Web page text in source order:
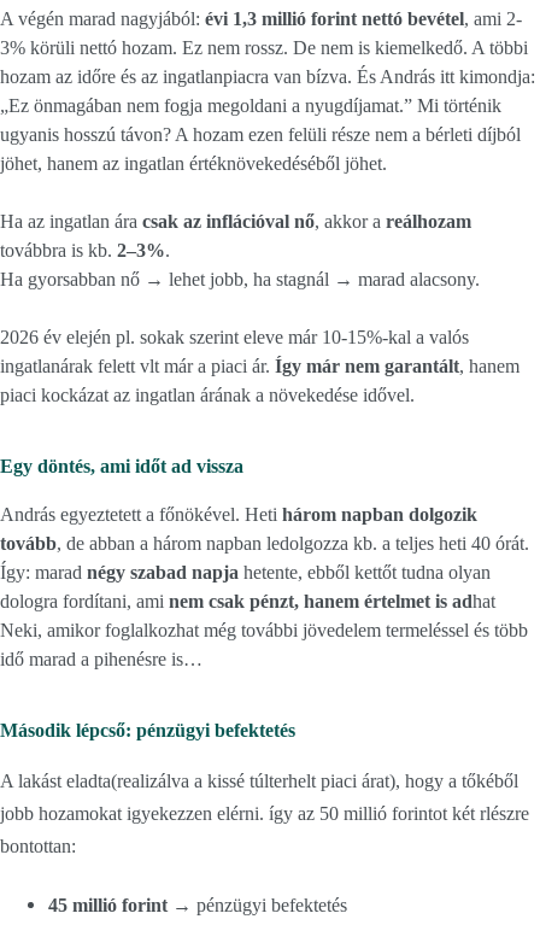
A végén marad nagyjából: évi 1,3 millió forint nettó bevétel, ami 2-
3% körüli nettó hozam. Ez nem rossz. De nem is kiemelkedő. A többi
hozam az időre és az ingatlanpiacra van bízva. És András itt kimondja:
„Ez önmagában nem fogja megoldani a nyugdíjamat.” Mi történik
ugyanis hosszú távon? A hozam ezen felüli része nem a bérleti díjból
jöhet, hanem az ingatlan értéknövekedéséből jöhet.
Ha az ingatlan ára csak az inflációval nő, akkor a reálhozam
továbbra is kb. 2–3%.
Ha gyorsabban nő → lehet jobb, ha stagnál → marad alacsony.
2026 év elején pl. sokak szerint eleve már 10-15%-kal a valós
ingatlanárak felett vlt már a piaci ár. Így már nem garantált, hanem
piaci kockázat az ingatlan árának a növekedése idővel.
Egy döntés, ami időt ad vissza
András egyeztetett a főnökével. Heti három napban dolgozik
tovább, de abban a három napban ledolgozza kb. a teljes heti 40 órát.
Így: marad négy szabad napja hetente, ebből kettőt tudna olyan
dologra fordítani, ami nem csak pénzt, hanem értelmet is adhat
Neki, amikor foglalkozhat még további jövedelem termeléssel és több
idő marad a pihenésre is…
Második lépcső: pénzügyi befektetés
A lakást eladta(realizálva a kissé túlterhelt piaci árat), hogy a tőkéből
jobb hozamokat igyekezzen elérni. így az 50 millió forintot két rlészre
bontottan:
45 millió forint → pénzügyi befektetés